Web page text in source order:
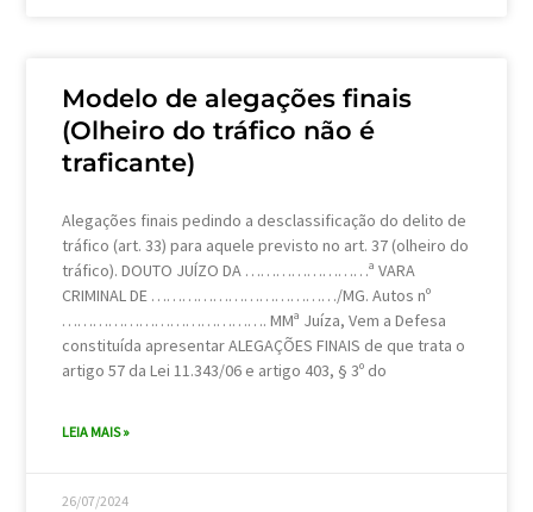
Modelo de alegações finais
(Olheiro do tráfico não é
traficante)
Alegações finais pedindo a desclassificação do delito de
tráfico (art. 33) para aquele previsto no art. 37 (olheiro do
tráfico). DOUTO JUÍZO DA ……………………ª VARA
CRIMINAL DE ………………………………/MG. Autos nº
…………………………………. MMª Juíza, Vem a Defesa
constituída apresentar ALEGAÇÕES FINAIS de que trata o
artigo 57 da Lei 11.343/06 e artigo 403, § 3º do
LEIA MAIS »
26/07/2024